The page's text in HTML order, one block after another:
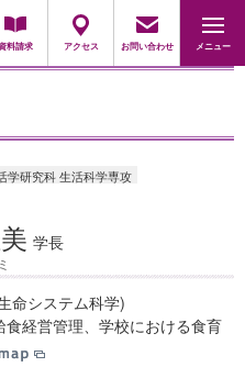
料請求 アクセス お問い合わせ メニュー
採用担当の方
学研究科 生活科学専攻
学長
命システム科学)
食経営管理、学校における食育